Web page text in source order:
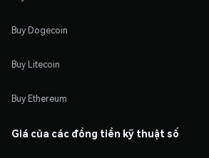
Buy Dogecoin
Buy Litecoin
Buy Ethereum
Giá của các đồng tiền kỹ thuật số